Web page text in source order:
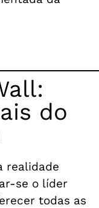
do
realidade
se o líder
todas as